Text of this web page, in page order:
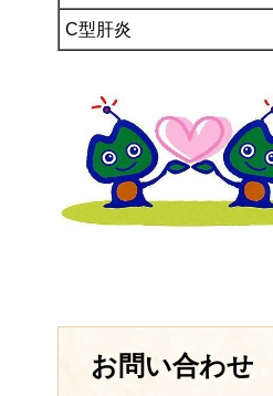
C型肝炎
お問い合わせ